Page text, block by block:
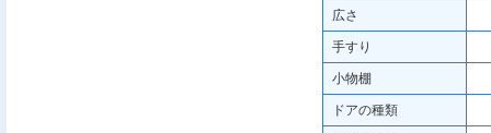
広さ
手すり
小物棚
ドアの種類